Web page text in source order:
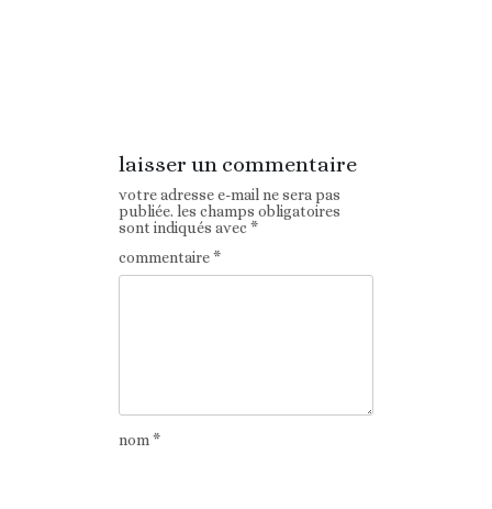
laisser un commentaire
votre adresse e-mail ne sera pas
publiée. les champs obligatoires
sont indiqués avec*
commentaire*
nom*